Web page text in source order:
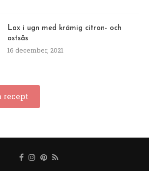
Lax i ugn med krämig citron- och
ostsås
16 december, 2021
recept